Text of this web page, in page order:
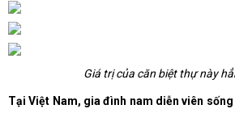
Giá trị của căn biệt thự này
Tại Việt Nam, gia đình nam diễn viên